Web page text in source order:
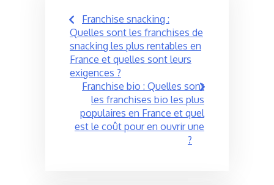
Post
navigation
Franchise snacking :
Quelles sont les franchises de
snacking les plus rentables en
France et quelles sont leurs
exigences ?
Franchise bio : Quelles sont
les franchises bio les plus
populaires en France et quel
est le coût pour en ouvrir une
?